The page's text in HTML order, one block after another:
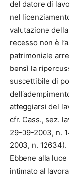
del datore di
nel
valutazione
recesso non è
patrimoniale
bensì la
suscettibile di
atteggiarsi del
cfr. Cass., sez.
29-09-2003, n.
2003, n. 12634).
Ebbene alla
intimato al